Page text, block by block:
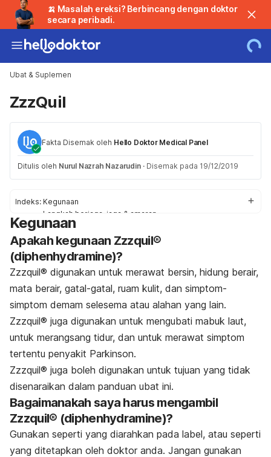
🍌 Masalah ereksi? Berbincang dengan doktor
secara peribadi.
Ubat & Suplemen
ZzzQuil
Fakta Disemak oleh Hello Doktor Medical Panel
Ditulis oleh Nurul Nazrah Nazarudin · Disemak pada 19/12/2019
Indeks: Kegunaan
Langkah berjaga-jaga & amaran
Kesan-kesan sampingan
Tindak balas ubat
Penggunaan / Dos
Kegunaan
Apakah kegunaan Zzzquil®
(diphenhydramine)?
Zzzquil® digunakan untuk merawat bersin, hidung berair,
mata berair, gatal-gatal, ruam kulit, dan simptom-
simptom demam selesema atau alahan yang lain.
Zzzquil® juga digunakan untuk mengubati mabuk laut,
untuk merangsang tidur, dan untuk merawat simptom
tertentu penyakit Parkinson.
Zzzquil® juga boleh digunakan untuk tujuan yang tidak
disenaraikan dalam panduan ubat ini.
Bagaimanakah saya harus mengambil
Zzzquil® (diphenhydramine)?
Gunakan seperti yang diarahkan pada label, atau seperti
yang ditetapkan oleh doktor anda. Jangan gunakan